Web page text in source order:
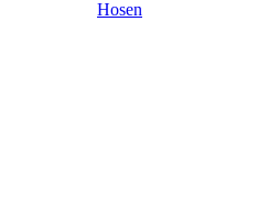
Hosen